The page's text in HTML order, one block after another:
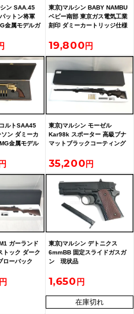
ン SAA.45
ットン将軍
金属モデルガ
東京)マルシン BABY NAMBU
ベビー南部 東京ガス電気工業
刻印 ダミーカートリッジ仕様
19,800
ルトSAA45
ン ダミーカ
金属モデル
東京)マルシン モーゼル
Kar98k スポーター 高級ブナ
マットブラックコーティング
35,200
ガーランド
トック ダーク
ローバック
東京)マルシン デトニクス
6mmBB 固定スライドガスガ
ン 現状品
1,650
在庫切れ